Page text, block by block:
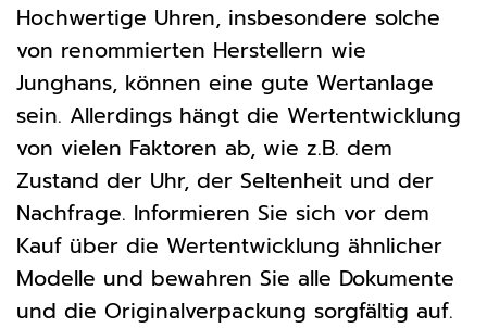
Hochwertige Uhren, insbesondere solche
von renommierten Herstellern wie
Junghans, können eine gute Wertanlage
sein. Allerdings hängt die Wertentwicklung
von vielen Faktoren ab, wie z.B. dem
Zustand der Uhr, der Seltenheit und der
Nachfrage. Informieren Sie sich vor dem
Kauf über die Wertentwicklung ähnlicher
Modelle und bewahren Sie alle Dokumente
und die Originalverpackung sorgfältig auf.